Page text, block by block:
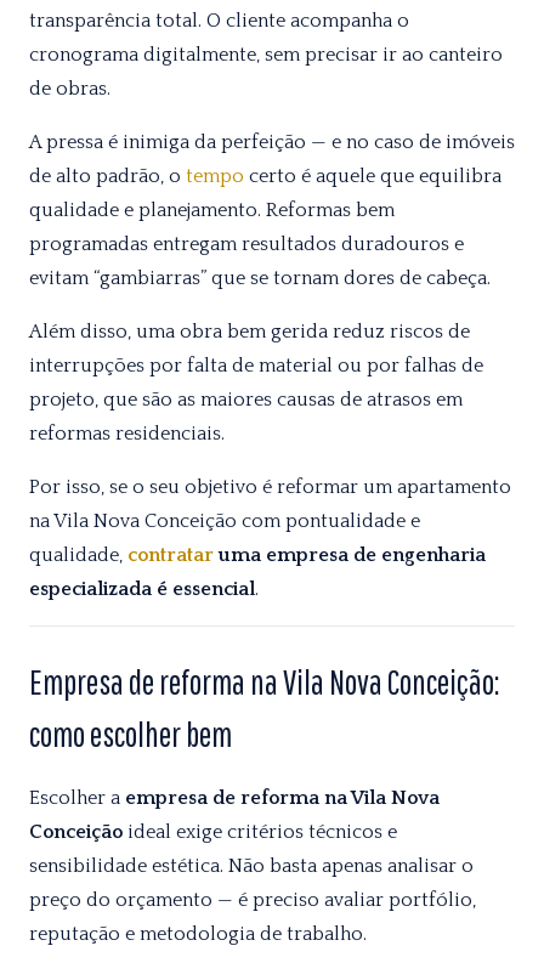
transparência total. O cliente acompanha o
cronograma digitalmente, sem precisar ir ao canteiro
de obras.
A pressa é inimiga da perfeição — e no caso de imóveis
de alto padrão, o tempo certo é aquele que equilibra
qualidade e planejamento. Reformas bem
programadas entregam resultados duradouros e
evitam “gambiarras” que se tornam dores de cabeça.
Além disso, uma obra bem gerida reduz riscos de
interrupções por falta de material ou por falhas de
projeto, que são as maiores causas de atrasos em
reformas residenciais.
Por isso, se o seu objetivo é reformar um apartamento
na Vila Nova Conceição com pontualidade e
qualidade, contrataruma empresa de engenharia
especializada é essencial.
Empresa de reforma na Vila Nova Conceição:
como escolher bem
Escolher a empresa de reforma na Vila Nova
Conceição ideal exige critérios técnicos e
sensibilidade estética. Não basta apenas analisar o
preço do orçamento — é preciso avaliar portfólio,
reputação e metodologia de trabalho.